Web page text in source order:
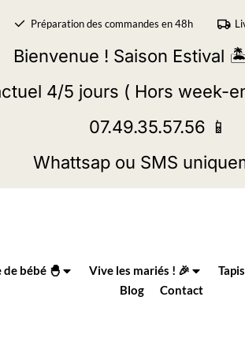
Préparation des commandes en 48h
Bienvenue ! Saison Estival
4/5 jours ( Hors week-
07.49.35.57.56 📱
Whattsap ou SMS
de bébé 🐣 Vive les mariés ! 🎉
Blog
Contact